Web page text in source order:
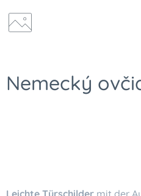
Nemecký
Leichte Türschilder mit der